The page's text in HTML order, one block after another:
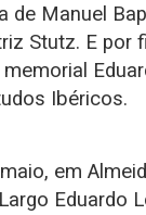
de Manuel
Stutz. E por
Ibéricos.
em
Eduardo